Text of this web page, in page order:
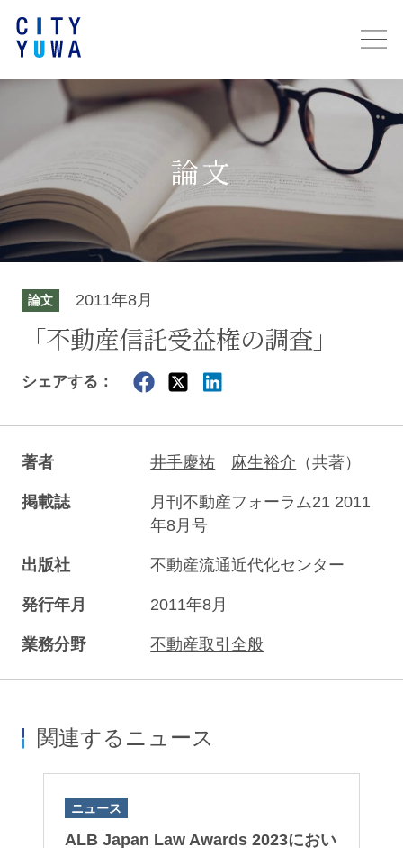
論文
論文 2011年8月
「不動産信託受益権の調査」
シェアする：
著者 井手慶祐 麻生裕介 （共著）
掲載誌
月刊不動産フォーラム21 2011
年8月号
出版社 不動産流通近代化センター
発行年月 2011年8月
業務分野 不動産取引全般
関連するニュース
ニュース
ALB Japan Law Awards 2023におい